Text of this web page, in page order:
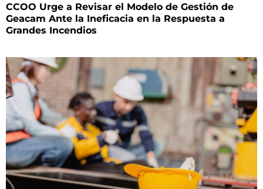
CCOO Urge a Revisar el Modelo de Gestión de
Geacam Ante la Ineficacia en la Respuesta a
Grandes Incendios